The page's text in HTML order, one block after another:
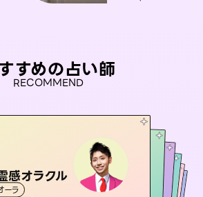
すめの占い師
RECOMMEND
感オラクル
ーラ
ラピスト理恵
霊視・オーラ
アイリス -iris-
彗望